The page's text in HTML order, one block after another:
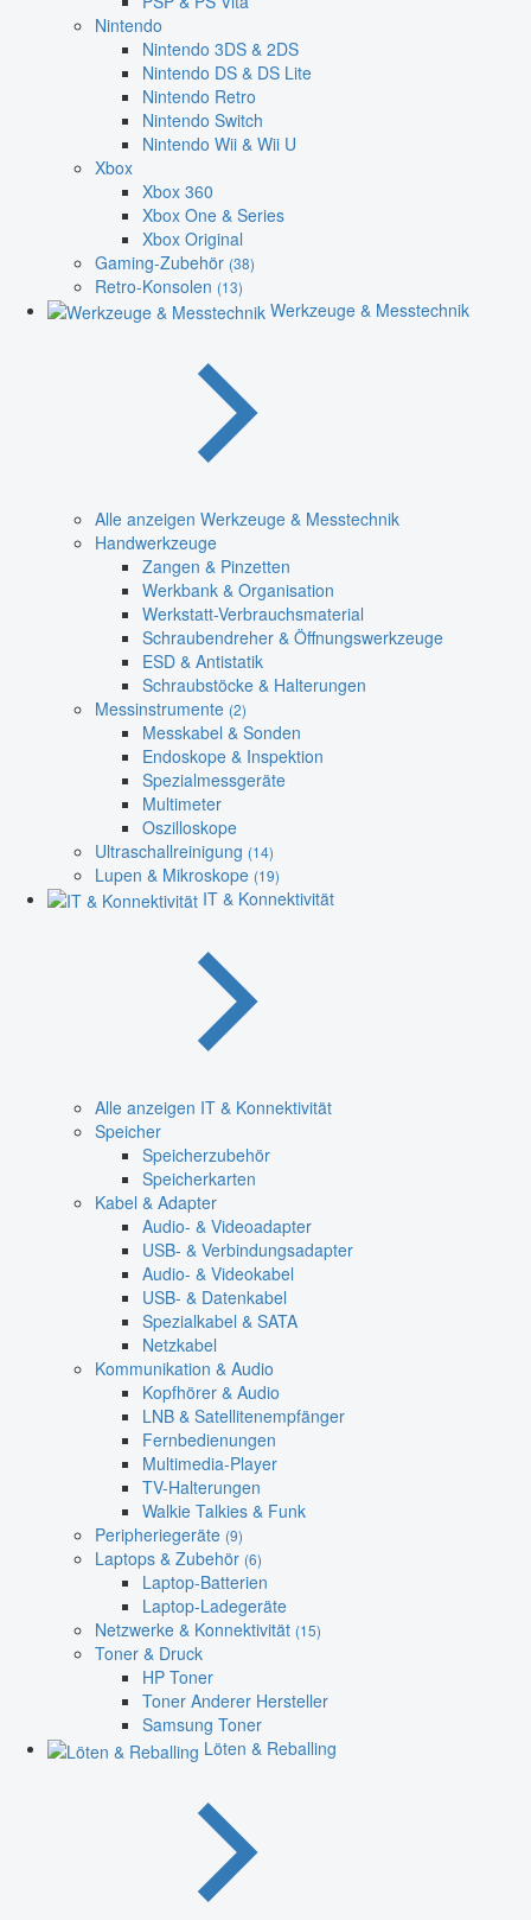
Nintendo
Nintendo 3DS & 2DS
Nintendo DS & DS Lite
Nintendo Retro
Nintendo Switch
Nintendo Wii & Wii U
Xbox
Xbox 360
Xbox One & Series
Xbox Original
Gaming-Zubehör (38)
Retro-Konsolen (13)
Werkzeuge & Messtechnik
Alle anzeigen Werkzeuge & Messtechnik
Handwerkzeuge
Zangen & Pinzetten
Werkbank & Organisation
Werkstatt-Verbrauchsmaterial
Schraubendreher & Öffnungswerkzeuge
ESD & Antistatik
Schraubstöcke & Halterungen
Messinstrumente (2)
Messkabel & Sonden
Endoskope & Inspektion
Spezialmessgeräte
Multimeter
Oszilloskope
Ultraschallreinigung (14)
Lupen & Mikroskope (19)
IT & Konnektivität
Alle anzeigen IT & Konnektivität
Speicher
Speicherzubehör
Speicherkarten
Kabel & Adapter
Audio- & Videoadapter
USB- & Verbindungsadapter
Audio- & Videokabel
USB- & Datenkabel
Spezialkabel & SATA
Netzkabel
Kommunikation & Audio
Kopfhörer & Audio
LNB & Satellitenempfänger
Fernbedienungen
Multimedia-Player
TV-Halterungen
Walkie Talkies & Funk
Peripheriegeräte (9)
Laptops & Zubehör (6)
Laptop-Batterien
Laptop-Ladegeräte
Netzwerke & Konnektivität (15)
Toner & Druck
HP Toner
Toner Anderer Hersteller
Samsung Toner
Löten & Reballing